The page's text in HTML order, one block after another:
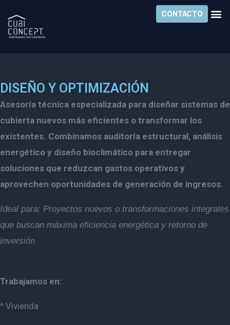
contenido
CONTACTO
Diseño y Optimización
DISEÑO Y OPTIMIZACIÓN
Asesoría técnica especializada para diseñar sistemas de
cubierta nuevos más eficientes o transformar los
existentes. Combinamos auditoría estructural, análisis
energético y diseño bioclimático para entregar
soluciones que reduzcan gastos operativos y
aprovechen oportunidades de generación de ingresos.
Ideal para: Proyectos nuevos o transformaciones integrales
que buscan máxima eficiencia energética y retorno de
inversión
Trabajamos en:
^ Vivienda